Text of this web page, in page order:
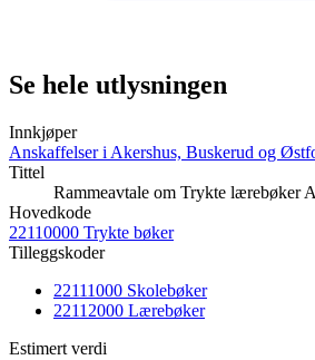
Se hele utlysningen
Innkjøper
Anskaffelser i Akershus, Buskerud og
Tittel
Rammeavtale om Trykte lærebøker
Hovedkode
22110000 Trykte bøker
Tilleggskoder
22111000 Skolebøker
22112000 Lærebøker
Estimert verdi